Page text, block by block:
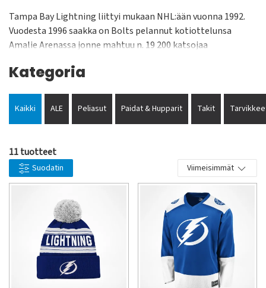
Tampa Bay Lightning liittyi mukaan NHL:ään vuonna 1992.
Vuodesta 1996 saakka on Bolts pelannut kotiottelunsa
Amalie Arenassa jonne mahtuu n. 19 200 katsojaa
Itäisessä Konferenssissa, Atlantin Divisioonassa. Tampa Bay
2004. Paul Ysebaert, Mikael Renberg, Vincent Lecavalier, Dave
Andreychuk, Chris Gratton sekä Martin St. Louis ovat
Kategoria
Kaikki ALE Peliasut Paidat & Hupparit Takit
11 tuotteet
Suodatin Viimeisimmät